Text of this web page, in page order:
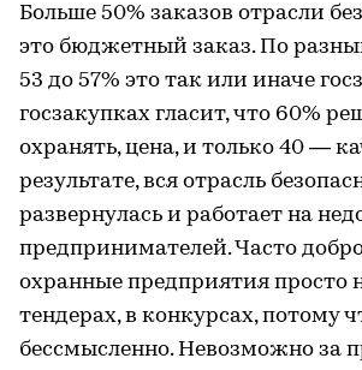
Больше 50% заказов отрасли
это бюджетный заказ. По
53 до 57% это так или иначе
госзакупках гласит, что 60%
охранять, цена, и только 40 —
результате, вся отрасль
развернулась и работает на
предпринимателей. Часто
охранные предприятия просто
тендерах, в конкурсах, потому
бессмысленно. Невозможно за